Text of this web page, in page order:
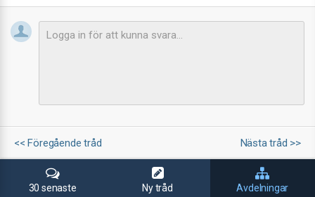
<< Föregående tråd Nästa tråd >>
30 senaste Ny tråd Avdelningar